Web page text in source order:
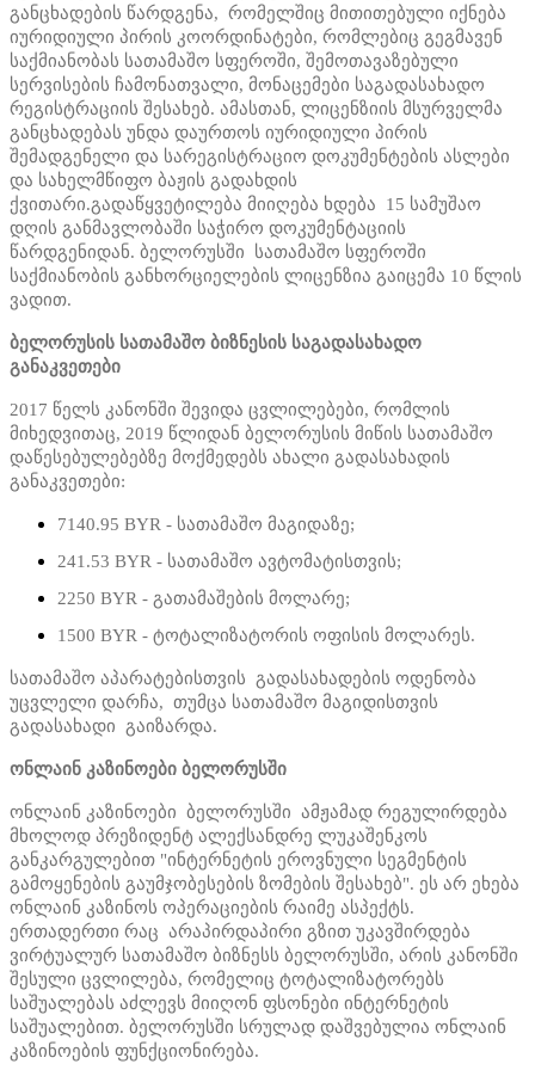
განცხადების წარდგენა, რომელშიც მითითებული იქნება
იურიდიული პირის კოორდინატები, რომლებიც გეგმავენ
საქმიანობას სათამაშო სფეროში, შემოთავაზებული
სერვისების ჩამონათვალი, მონაცემები საგადასახადო
რეგისტრაციის შესახებ. ამასთან, ლიცენზიის მსურველმა
განცხადებას უნდა დაურთოს იურიდიული პირის
შემადგენელი და სარეგისტრაციო დოკუმენტების ასლები
და სახელმწიფო ბაჟის გადახდის
ქვითარი.გადაწყვეტილება მიიღება ხდება 15 სამუშაო
დღის განმავლობაში საჭირო დოკუმენტაციის
წარდგენიდან. ბელორუსში სათამაშო სფეროში
საქმიანობის განხორციელების ლიცენზია გაიცემა 10 წლის
ვადით.
ბელორუსის სათამაშო ბიზნესის საგადასახადო
განაკვეთები
2017 წელს კანონში შევიდა ცვლილებები, რომლის
მიხედვითაც, 2019 წლიდან ბელორუსის მიწის სათამაშო
დაწესებულებებზე მოქმედებს ახალი გადასახადის
განაკვეთები:
7140.95 BYR - სათამაშო მაგიდაზე;
241.53 BYR - სათამაშო ავტომატისთვის;
2250 BYR - გათამაშების მოლარე;
1500 BYR - ტოტალიზატორის ოფისის მოლარეს.
სათამაშო აპარატებისთვის გადასახადების ოდენობა
უცვლელი დარჩა, თუმცა სათამაშო მაგიდისთვის
გადასახადი გაიზარდა.
ონლაინ კაზინოები ბელორუსში
ონლაინ კაზინოები ბელორუსში ამჟამად რეგულირდება
მხოლოდ პრეზიდენტ ალექსანდრე ლუკაშენკოს
განკარგულებით "ინტერნეტის ეროვნული სეგმენტის
გამოყენების გაუმჯობესების ზომების შესახებ". ეს არ ეხება
ონლაინ კაზინოს ოპერაციების რაიმე ასპექტს.
ერთადერთი რაც არაპირდაპირი გზით უკავშირდება
ვირტუალურ სათამაშო ბიზნესს ბელორუსში, არის კანონში
შესული ცვლილება, რომელიც ტოტალიზატორებს
საშუალებას აძლევს მიიღონ ფსონები ინტერნეტის
საშუალებით. ბელორუსში სრულად დაშვებულია ონლაინ
კაზინოების ფუნქციონირება.